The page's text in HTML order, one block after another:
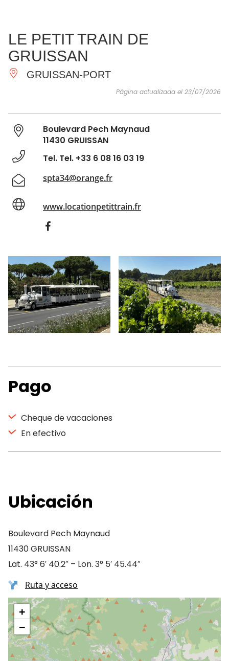
IMPRESCINDIBLES
HACER
INSPIRACIONES
LE PETIT TRAIN DE
GRUISSAN
GRUISSAN-PORT
Página actualizada el 23/07/2026
Boulevard Pech Maynaud
11430 GRUISSAN
Tel. Tel. +33 6 08 16 03 19
spta34@orange.fr
www.locationpetittrain.fr
Pago
Cheque de vacaciones
En efectivo
Ubicación
Boulevard Pech Maynaud
11430 GRUISSAN
Lat. 43° 6′ 40.2″ – Lon. 3° 5′ 45.44″
Ruta y acceso
+
−